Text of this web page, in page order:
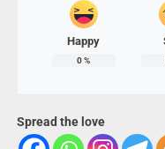
Happy
0%
Spread the love